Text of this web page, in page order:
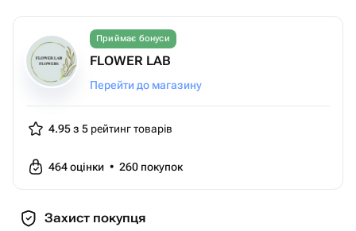
Приймає бонуси
FLOWER LAB
Перейти до магазину
4.95 з 5 рейтинг товарів
464оцінки • 260 покупок
Захист покупця